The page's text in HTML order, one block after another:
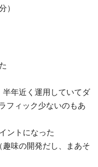
）
年近く運用していてダ
フィック少ないのもあ
ントになった
味の開発だし、まあそ